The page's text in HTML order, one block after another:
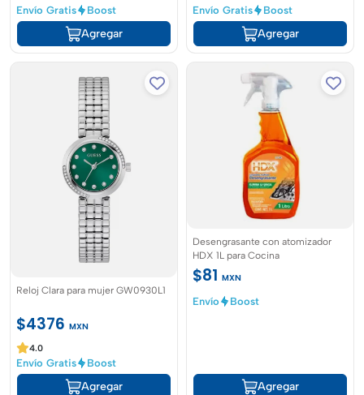
Envío Gratis Boost
Agregar
Envío Gratis Boost
Agregar
Reloj Clara para mujer GW0930L1
$4376 MXN
4.0
Envío Gratis Boost
Agregar
Desengrasante con atomizador
HDX 1L para Cocina
$81 MXN
Envío
Boost
Agregar